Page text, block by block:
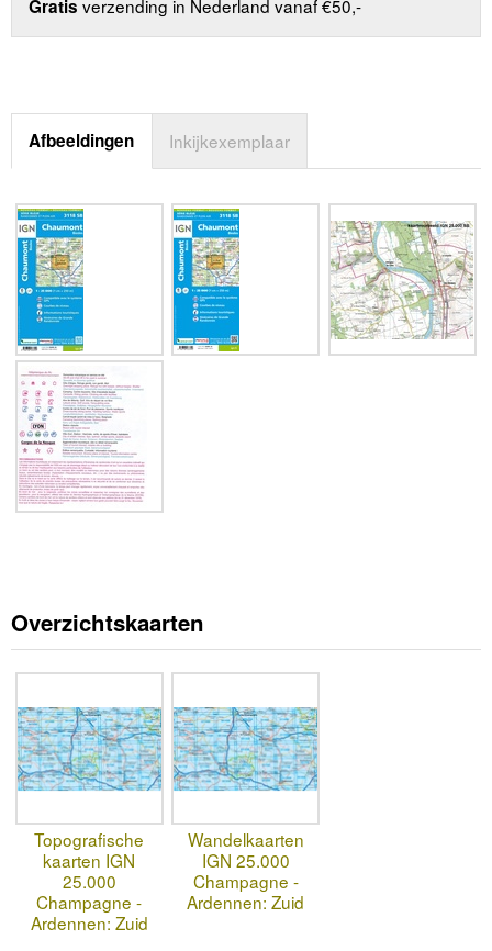
Gratis verzending in Nederland vanaf €50,-
Afbeeldingen Inkijkexemplaar
Overzichtskaarten
Topografische
kaarten IGN
25.000
Champagne -
Ardennen: Zuid
Wandelkaarten
IGN 25.000
Champagne -
Ardennen: Zuid